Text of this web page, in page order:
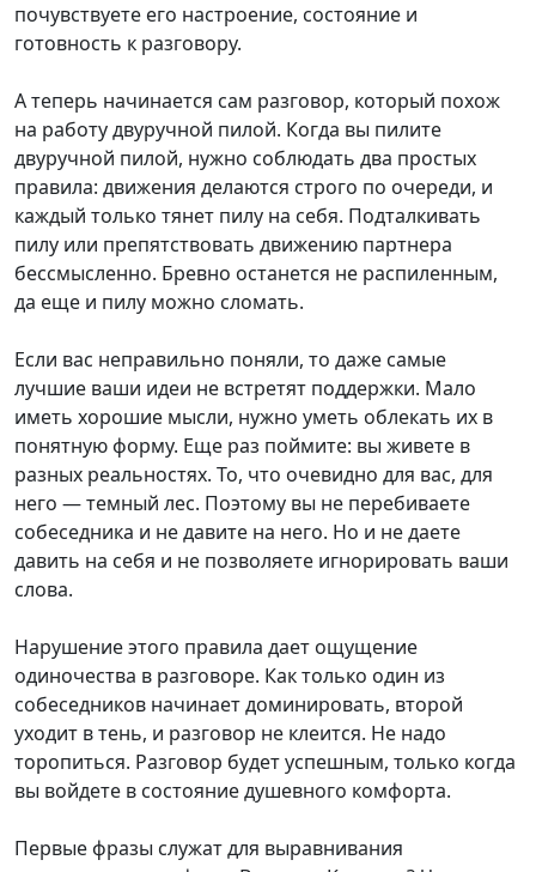
почувствуете его настроение, состояние и
готовность к разговору.
А теперь начинается сам разговор, который похож
на работу двуручной пилой. Когда вы пилите
двуручной пилой, нужно соблюдать два простых
правила: движения делаются строго по очереди, и
каждый только тянет пилу на себя. Подталкивать
пилу или препятствовать движению партнера
бессмысленно. Бревно останется не распиленным,
да еще и пилу можно сломать.
Если вас неправильно поняли, то даже самые
лучшие ваши идеи не встретят поддержки. Мало
иметь хорошие мысли, нужно уметь облекать их в
понятную форму. Еще раз поймите: вы живете в
разных реальностях. То, что очевидно для вас, для
него — темный лес. Поэтому вы не перебиваете
собеседника и не давите на него. Но и не даете
давить на себя и не позволяете игнорировать ваши
слова.
Нарушение этого правила дает ощущение
одиночества в разговоре. Как только один из
собеседников начинает доминировать, второй
уходит в тень, и разговор не клеится. Не надо
торопиться. Разговор будет успешным, только когда
вы войдете в состояние душевного комфорта.
Первые фразы служат для выравнивания